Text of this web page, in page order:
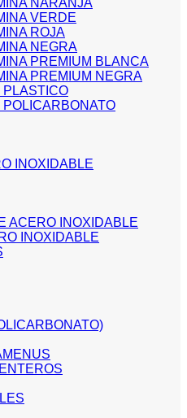
NARANJA
VERDE
ROJA
NEGRA
PREMIUM BLANCA
PREMIUM NEGRA
PLASTICO
POLICARBONATO
INOXIDABLE
ACERO INOXIDABLE
INOXIDABLE